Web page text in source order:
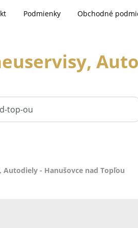
Podmienky Obchodné
Autodiely - Hanušovce nad Topľou